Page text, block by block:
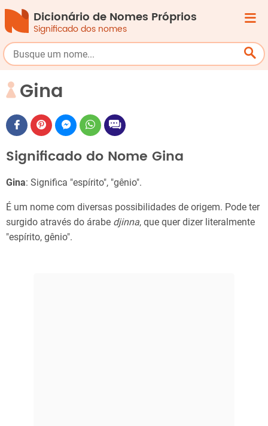
Dicionário de Nomes Próprios
Significado dos nomes
Gina
Significado do Nome Gina
Gina: Significa "espírito", "gênio".
É um nome com diversas possibilidades de origem. Pode ter
surgido através do árabe djinna​, que quer dizer literalmente
"espírito, gênio".